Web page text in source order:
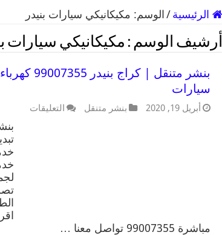
الرئيسية / الوسم: مكيكانيكي سيارات بنيدر
أرشيف الوسم : مكيكانيكي سيارات
بنشر
سيارات
أبريل 19, 2020 بنشر متنقل التعليقات
مباشرة 99007355 تواصل معنا …